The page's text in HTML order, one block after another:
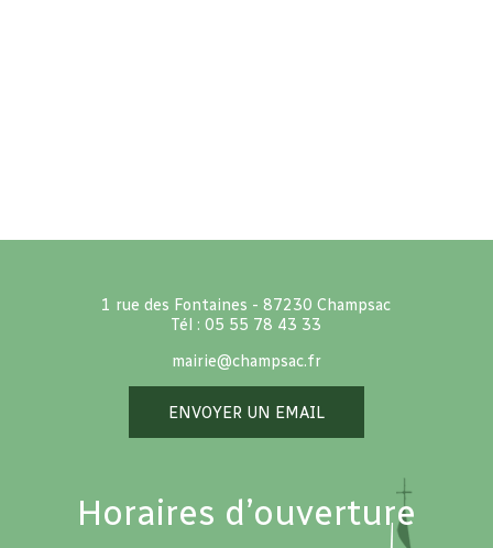
1 rue des Fontaines - 87230 Champsac
Tél : 05 55 78 43 33
mairie@champsac.fr
ENVOYER UN EMAIL
Horaires d’ouverture